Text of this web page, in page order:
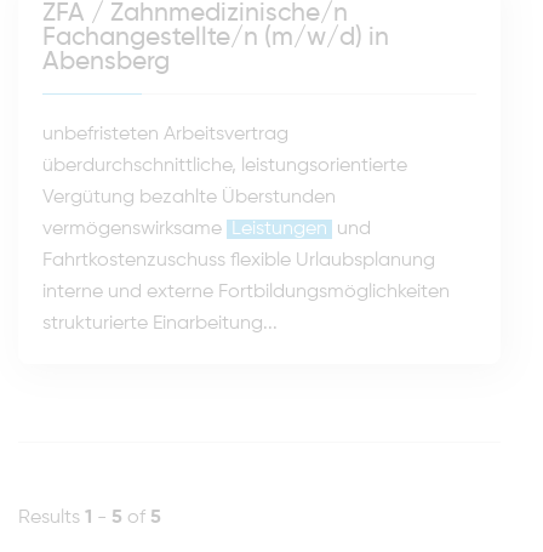
ZFA / Zahnmedizinische/n
Fachangestellte/n (m/w/d) in
Abensberg
unbefristeten Arbeitsvertrag
überdurchschnittliche, leistungsorientierte
Vergütung bezahlte Überstunden
vermögenswirksame
Leistungen
und
Fahrtkostenzuschuss flexible Urlaubsplanung
interne und externe Fortbildungsmöglichkeiten
strukturierte Einarbeitung...
Results 1 - 5 of 5